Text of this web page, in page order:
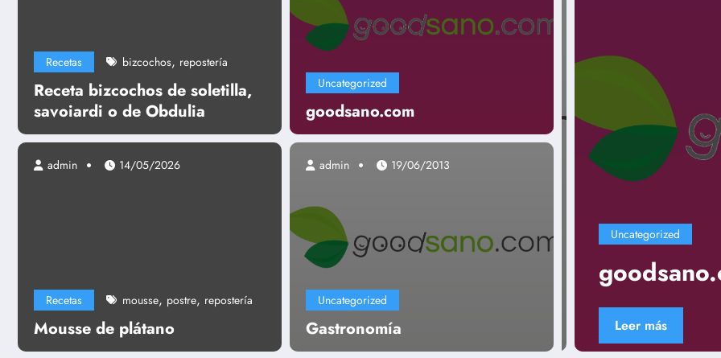
Recetas bizcochos, repostería
Receta bizcochos de soletilla,
savoiardi o de Obdulia
Recetas mousse, postre, repostería
Mousse de plátano
admin 14/05/2026
Uncategorized
goodsano.com
Uncategorized
Gastronomía
admin 19/06/2013
Leer más
Uncategorized
Leer más